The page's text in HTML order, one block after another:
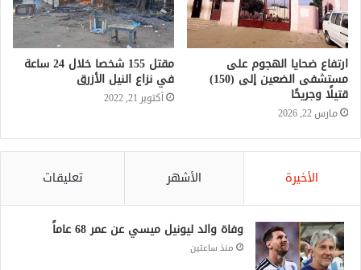
ارتفاع ضحايا الهجوم على
مستشفى الضعين إلى (150)
قتيلًا وجريحًا
مارس 22, 2026
مقتل 155 شخصا خلال 24 ساعة
في نزاع النيل الأزرق
أكتوبر 21, 2022
الأخيرة الأشهر تعليقات
وفاة والد ليونيل ميسي عن عمر 68 عاماً
منذ ساعتين